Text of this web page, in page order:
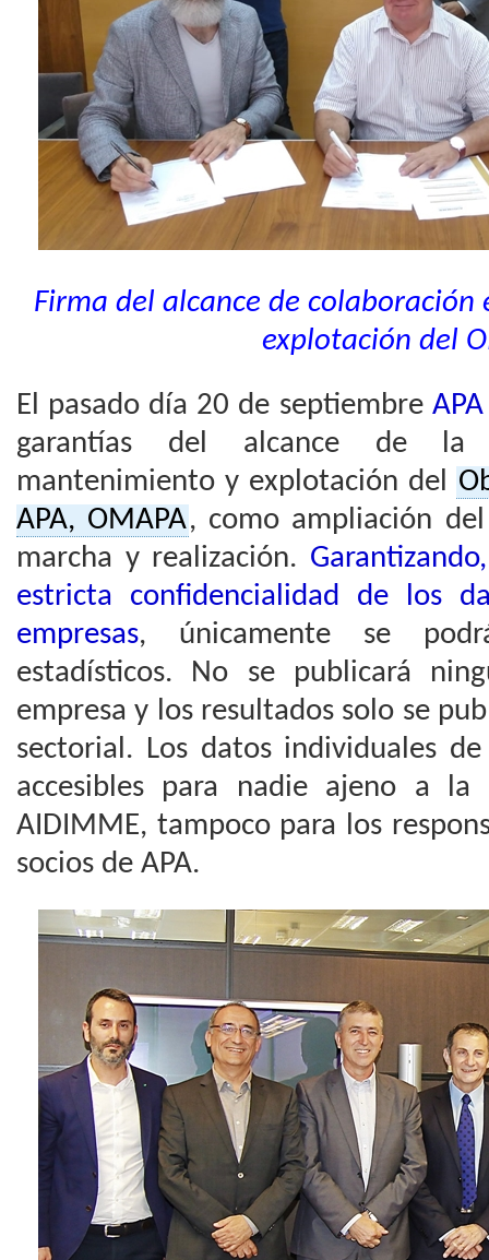
Firma del alcance de
explotación del
El pasado día 20 de septiembre APA
garantías del alcance de la
mantenimiento y explotación del
APA, OMAPA, como ampliación
marcha y realización.
estricta confidencialidad de los
empresas, únicamente se
estadísticos. No se publicará
empresa y los resultados solo se
sectorial. Los datos individuales
accesibles para nadie ajeno a
AIDIMME, tampoco para los
socios de APA.